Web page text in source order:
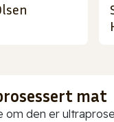
mat
om den er